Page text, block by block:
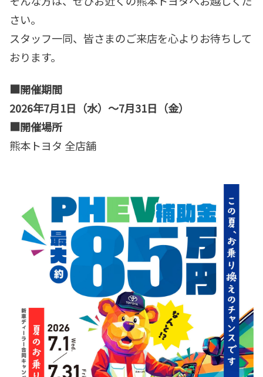
さい。
スタッフ一同、皆さまのご来店を心よりお待ちして
おります。
■開催期間
2026年7月1日（水）～7月31日（金）
■開催場所
熊本トヨタ 全店舗